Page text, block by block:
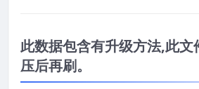
此数据包含有升级方法,此文
压后再刷。